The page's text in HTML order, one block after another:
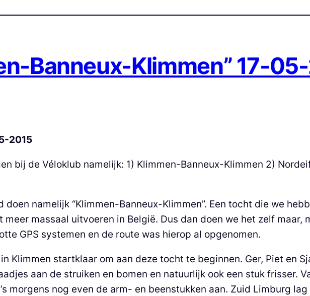
Banneux-Klimmen” 17-
2015
bij de Véloklub namelijk: 1) Klimmen-Banneux-Klimmen 2)
namelijk “Klimmen-Banneux-Klimmen”. Een tocht die we
massaal uitvoeren in België. Dus dan doen we het zelf maar,
GPS systemen en de route was hierop al opgenomen.
Klimmen startklaar om aan deze tocht te beginnen. Ger, Piet en
aan de struiken en bomen en natuurlijk ook een stuk frisser.
morgens nog even de arm- en beenstukken aan. Zuid Limburg